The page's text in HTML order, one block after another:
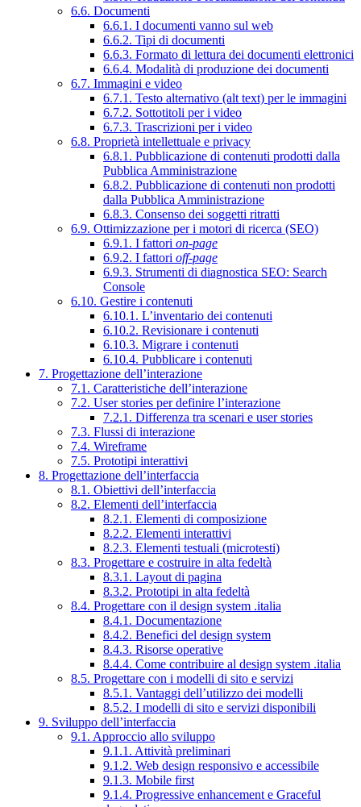
6.6. Documenti
6.6.1. I documenti vanno sul web
6.6.2. Tipi di documenti
6.6.3. Formato di lettura dei documenti elettronici
6.6.4. Modalità di produzione dei documenti
6.7. Immagini e video
6.7.1. Testo alternativo (alt text) per le immagini
6.7.2. Sottotitoli per i video
6.7.3. Trascrizioni per i video
6.8. Proprietà intellettuale e privacy
6.8.1. Pubblicazione di contenuti prodotti dalla
Pubblica Amministrazione
6.8.2. Pubblicazione di contenuti non prodotti
dalla Pubblica Amministrazione
6.8.3. Consenso dei soggetti ritratti
6.9. Ottimizzazione per i motori di ricerca (SEO)
6.9.1. I fattori on-page
6.9.2. I fattori off-page
6.9.3. Strumenti di diagnostica SEO: Search
Console
6.10. Gestire i contenuti
6.10.1. L’inventario dei contenuti
6.10.2. Revisionare i contenuti
6.10.3. Migrare i contenuti
6.10.4. Pubblicare i contenuti
7. Progettazione dell’interazione
7.1. Caratteristiche dell’interazione
7.2. User stories per definire l’interazione
7.2.1. Differenza tra scenari e user stories
7.3. Flussi di interazione
7.4. Wireframe
7.5. Prototipi interattivi
8. Progettazione dell’interfaccia
8.1. Obiettivi dell’interfaccia
8.2. Elementi dell’interfaccia
8.2.1. Elementi di composizione
8.2.2. Elementi interattivi
8.2.3. Elementi testuali (microtesti)
8.3. Progettare e costruire in alta fedeltà
8.3.1. Layout di pagina
8.3.2. Prototipi in alta fedeltà
8.4. Progettare con il design system .italia
8.4.1. Documentazione
8.4.2. Benefici del design system
8.4.3. Risorse operative
8.4.4. Come contribuire al design system .italia
8.5. Progettare con i modelli di sito e servizi
8.5.1. Vantaggi dell’utilizzo dei modelli
8.5.2. I modelli di sito e servizi disponibili
9. Sviluppo dell’interfaccia
9.1. Approccio allo sviluppo
9.1.1. Attività preliminari
9.1.2. Web design responsivo e accessibile
9.1.3. Mobile first
9.1.4. Progressive enhancement e Graceful